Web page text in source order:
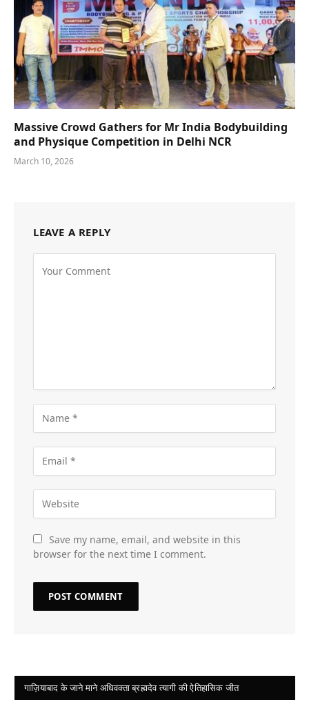
Massive Crowd Gathers for Mr India Bodybuilding
and Physique Competition in Delhi NCR
March 10, 2026
LEAVE A REPLY
Save my name, email, and website in this
browser for the next time I comment.
गाज़ियाबाद के जाने माने अधिवक्ता ब्रह्मदेव त्यागी की ऐतिहासिक जीत